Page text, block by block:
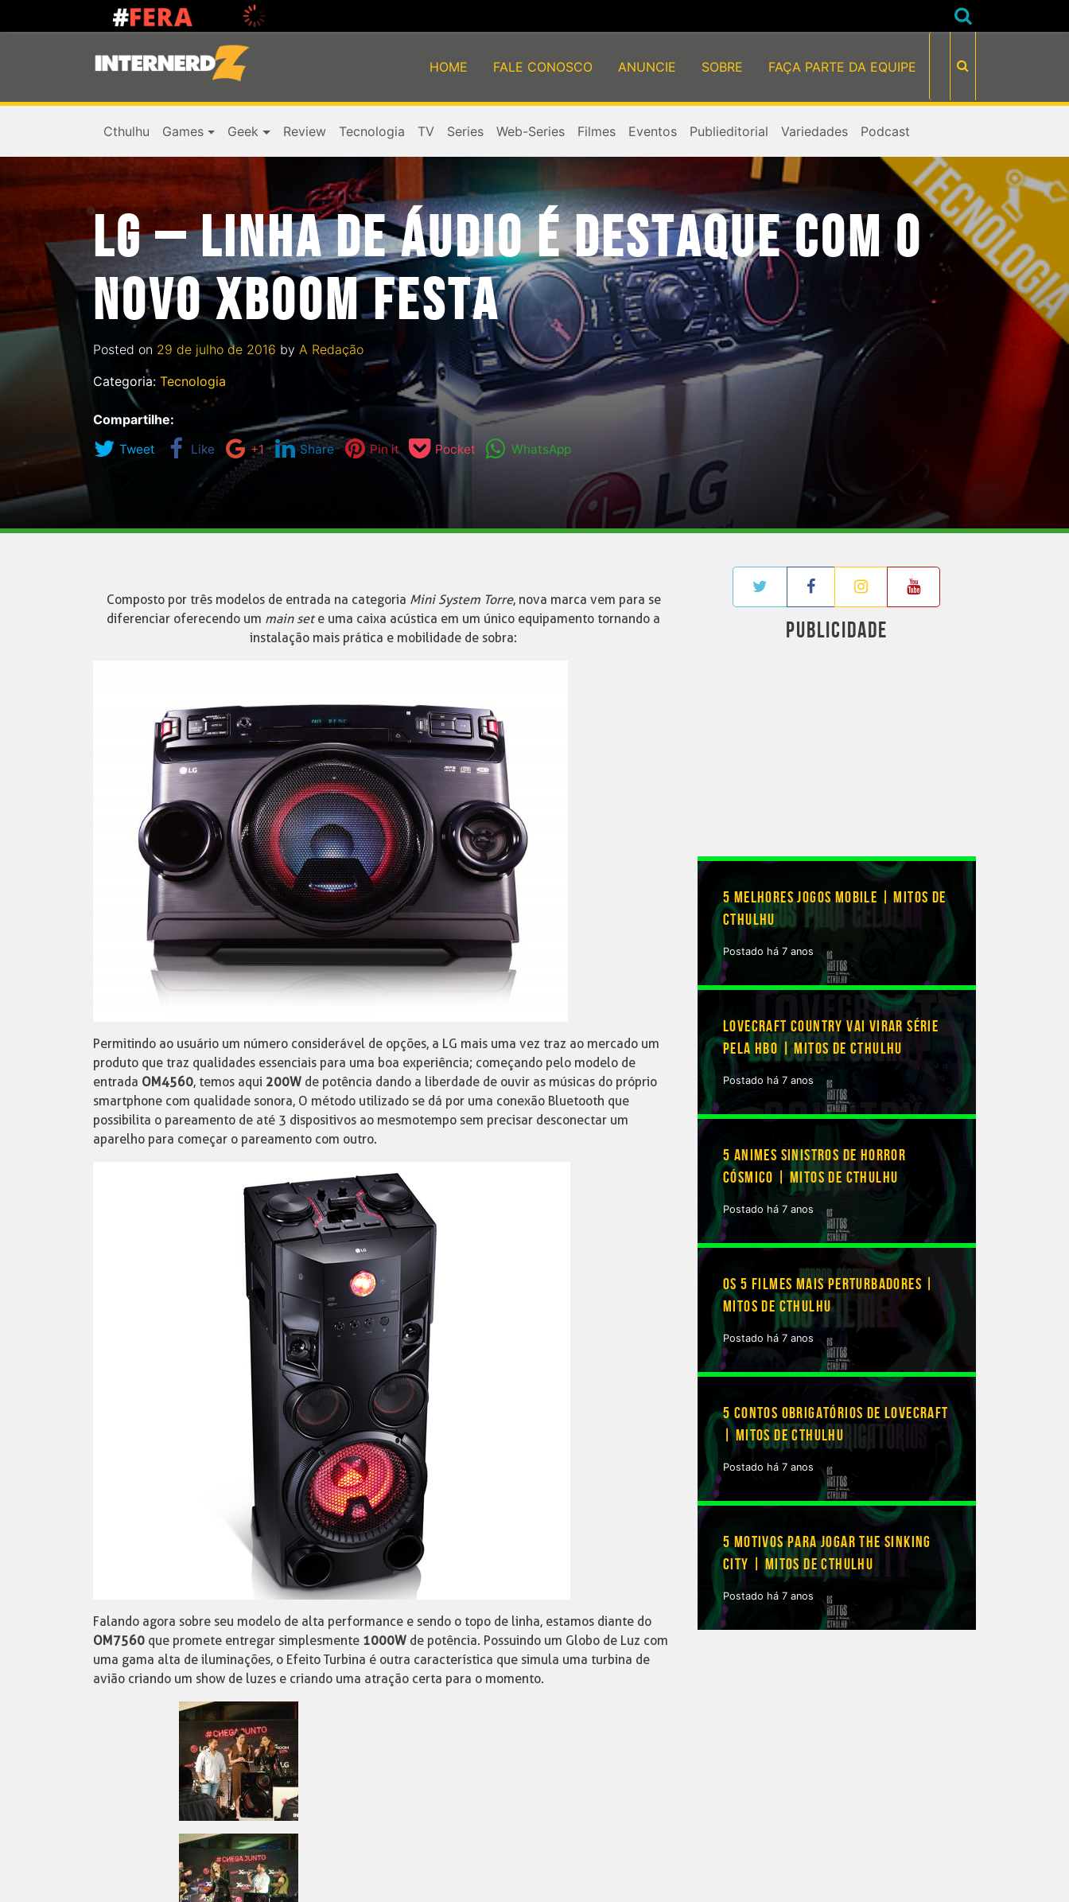
HOME FALE CONOSCO ANUNCIE SOBRE FAÇA PARTE DA EQUIPE
Cthulhu Games Geek Review Tecnologia TV Series Web-Series Filmes Eventos Publieditorial Variedades Podcast
LG – LINHA DE ÁUDIO É DESTAQUE COM O
NOVO XBOOM FESTA
Posted on 29 de julho de 2016 by A Redação
Categoria: Tecnologia
Compartilhe:
Tweet Like +1 Share Pin it Pocket WhatsApp
Composto por três modelos de entrada na categoria Mini System Torre, nova marca vem para se
diferenciar oferecendo um main sete uma caixa acústica em um único equipamento tornando a
instalação mais prática e mobilidade de sobra:
Permitindo ao usuário um número considerável de opções, a LG mais uma vez traz ao mercado um
produto que traz qualidades essenciais para uma boa experiência; começando pelo modelo de
entrada OM4560, temos aqui 200W de potência dando a liberdade de ouvir as músicas do próprio
smartphone com qualidade sonora, O método utilizado se dá por uma conexão Bluetooth que
possibilita o pareamento de até 3 dispositivos ao mesmo tempo sem precisar desconectar um
aparelho para começar o pareamento com outro.
Falando agora sobre seu modelo de alta performance e sendo o topo de linha, estamos diante do
OM7560 que promete entregar simplesmente 1000W de potência. Possuindo um Globo de Luz com
uma gama alta de iluminações, o Efeito Turbina é outra característica que simula uma turbina de
avião criando um show de luzes e criando uma atração certa para o momento.
PUBLICIDADE
5 MELHORES JOGOS MOBILE | MITOS DE
CTHULHU
Postado há 7 anos
LOVECRAFT COUNTRY VAI VIRAR SÉRIE
PELA HBO | MITOS DE CTHULHU
Postado há 7 anos
5 ANIMES SINISTROS DE HORROR
CÓSMICO | MITOS DE CTHULHU
Postado há 7 anos
OS 5 FILMES MAIS PERTURBADORES |
MITOS DE CTHULHU
Postado há 7 anos
5 CONTOS OBRIGATÓRIOS DE LOVECRAFT
| MITOS DE CTHULHU
Postado há 7 anos
5 MOTIVOS PARA JOGAR THE SINKING
CITY | MITOS DE CTHULHU
Postado há 7 anos